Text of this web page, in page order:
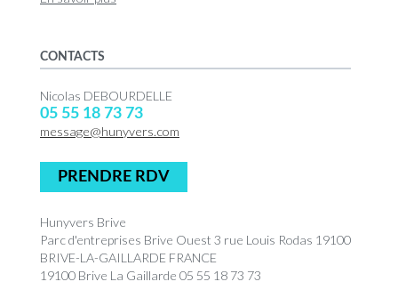
CONTACTS
Nicolas DEBOURDELLE
05 55 18 73 73
message@hunyvers.com
PRENDRE RDV
Hunyvers Brive
Parc d'entreprises Brive Ouest 3 rue Louis Rodas 19100
BRIVE-LA-GAILLARDE FRANCE
19100 Brive La Gaillarde 05 55 18 73 73